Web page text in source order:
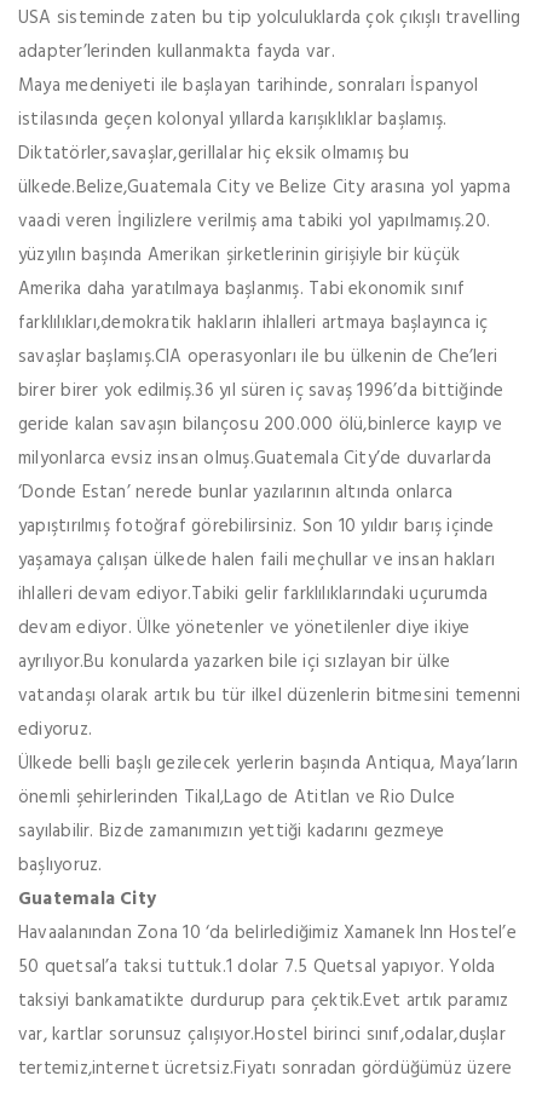
USA sisteminde zaten bu tip yolculuklarda çok çıkışlı travelling
adapter’lerinden kullanmakta fayda var.
Maya medeniyeti ile başlayan tarihinde, sonraları İspanyol
istilasında geçen kolonyal yıllarda karışıklıklar başlamış.
Diktatörler,savaşlar,gerillalar hiç eksik olmamış bu
ülkede.Belize,Guatemala City ve Belize City arasına yol yapma
vaadi veren İngilizlere verilmiş ama tabiki yol yapılmamış.20.
yüzyılın başında Amerikan şirketlerinin girişiyle bir küçük
Amerika daha yaratılmaya başlanmış. Tabi ekonomik sınıf
farklılıkları,demokratik hakların ihlalleri artmaya başlayınca iç
savaşlar başlamış.CIA operasyonları ile bu ülkenin de Che’leri
birer birer yok edilmiş.36 yıl süren iç savaş 1996’da bittiğinde
geride kalan savaşın bilançosu 200.000 ölü,binlerce kayıp ve
milyonlarca evsiz insan olmuş.Guatemala City’de duvarlarda
‘Donde Estan’ nerede bunlar yazılarının altında onlarca
yapıştırılmış fotoğraf görebilirsiniz. Son 10 yıldır barış içinde
yaşamaya çalışan ülkede halen faili meçhullar ve insan hakları
ihlalleri devam ediyor.Tabiki gelir farklılıklarındaki uçurumda
devam ediyor. Ülke yönetenler ve yönetilenler diye ikiye
ayrılıyor.Bu konularda yazarken bile içi sızlayan bir ülke
vatandaşı olarak artık bu tür ilkel düzenlerin bitmesini temenni
ediyoruz.
Ülkede belli başlı gezilecek yerlerin başında Antiqua, Maya’ların
önemli şehirlerinden Tikal,Lago de Atitlan ve Rio Dulce
sayılabilir. Bizde zamanımızın yettiği kadarını gezmeye
başlıyoruz.
Guatemala City
Havaalanından Zona 10 ‘da belirlediğimiz Xamanek Inn Hostel’e
50 quetsal’a taksi tuttuk.1 dolar 7.5 Quetsal yapıyor. Yolda
taksiyi bankamatikte durdurup para çektik.Evet artık paramız
var, kartlar sorunsuz çalışıyor.Hostel birinci sınıf,odalar,duşlar
tertemiz,internet ücretsiz.Fiyatı sonradan gördüğümüz üzere